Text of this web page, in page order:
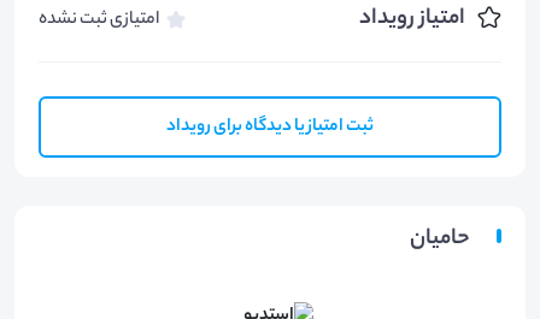
امتیاز رویداد امتیازی ثبت نشده
ثبت امتیاز یا دیدگاه برای رویداد
حامیان